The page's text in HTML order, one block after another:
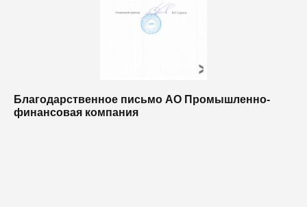
Благодарственное письмо АО Промышленно-
финансовая компания